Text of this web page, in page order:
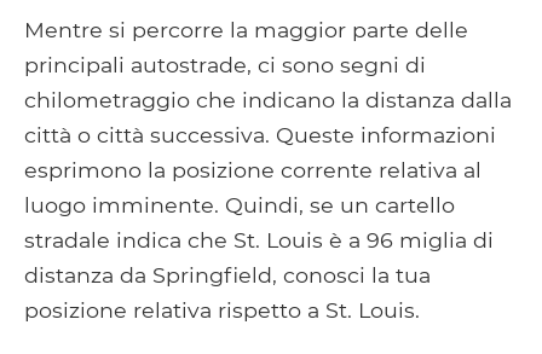
Mentre si percorre la maggior parte delle
principali autostrade, ci sono segni di
chilometraggio che indicano la distanza dalla
città o città successiva. Queste informazioni
esprimono la posizione corrente relativa al
luogo imminente. Quindi, se un cartello
stradale indica che St. Louis è a 96 miglia di
distanza da Springfield, conosci la tua
posizione relativa rispetto a St. Louis.